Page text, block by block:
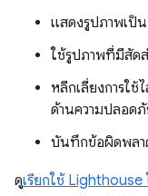
แสดงรูปภาพเป็
ใช้รูปภาพที่มีสัด
หลีกเลี่ยงการใ
ด้านความปลอด
บันทึกข้อผิดพลา
ดูเรียกใช้